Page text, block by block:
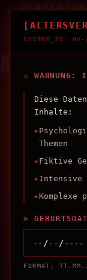
SYSTEM_ID:
⚠ WARNUNG:
Diese
Inhalte:
▸
Themen
▸ Fiktive
▸ Intensive
▸ Komplexe
>
FORMAT:
ALLGEMEINE
VERSION 2.0
AGB
1.
Diese
für die
betrieben von
der Nutzung
Bedingungen
2.